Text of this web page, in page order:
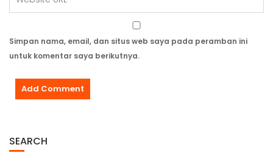
Simpan nama, email, dan situs web saya pada peramban ini
untuk komentar saya berikutnya.
SEARCH